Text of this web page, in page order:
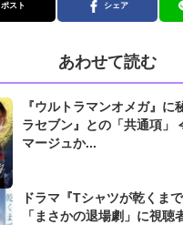
ポスト シェア
あわせて読む
『ウルトラマンオメガ』に
ラセブン』との「共通項」
マージュか...
ドラマ『Tシャツが乾くま
「まさかの退場劇」に視聴